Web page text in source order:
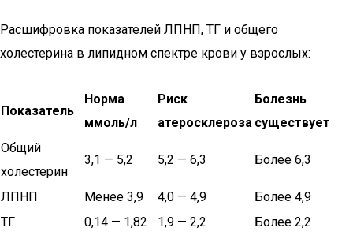
Расшифровка показателей ЛПНП, ТГ и общего
холестерина в липидном спектре крови у взрослых:
Показатель
Норма
ммоль/л
Риск
атеросклероза
Болезнь
существует
Общий
холестерин
3,1 — 5,2 5,2 — 6,3 Более 6,3
ЛПНП Менее 3,9 4,0 — 4,9
Более 4,9
ТГ
0,14 — 1,82 1,9 — 2,2 Более 2,2